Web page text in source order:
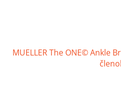
MUELLER The ONE© Ankle